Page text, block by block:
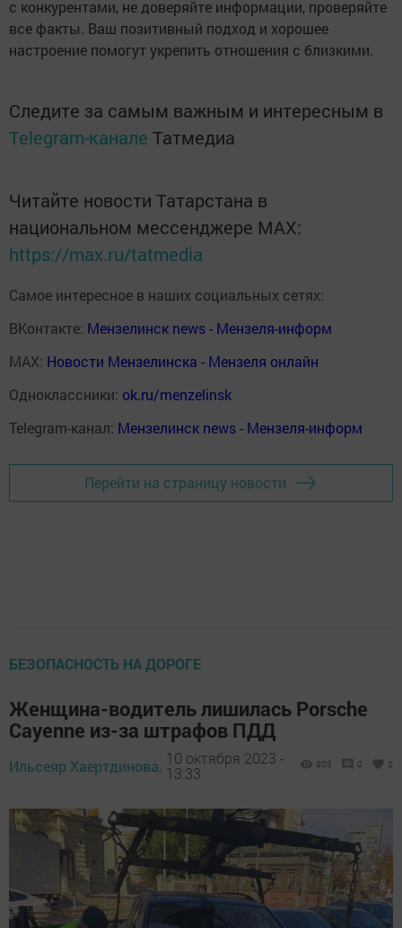
с конкурентами, не доверяйте информации, проверяйте
все факты. Ваш позитивный подход и хорошее
настроение помогут укрепить отношения с близкими.
Следите за самым важным и интересным в
Telegram-канале Татмедиа
Читайте новости Татарстана в
национальном мессенджере MАХ:
https://max.ru/tatmedia
Самое интересное в наших социальных сетях:
ВКонтакте: Мензелинск news - Мензеля-информ
MAX: Новости Мензелинска - Мензеля онлайн
Одноклассники: ok.ru/menzelinsk
Telegram-канал: Мензелинск news - Мензеля-информ
Перейти на страницу новости
БЕЗОПАСНОСТЬ НА ДОРОГЕ
Женщина-водитель лишилась Porsche
Cayenne из-за штрафов ПДД
Ильсеяр Хаертдинова, 10 октября 2023 -
13:33
903 0 0